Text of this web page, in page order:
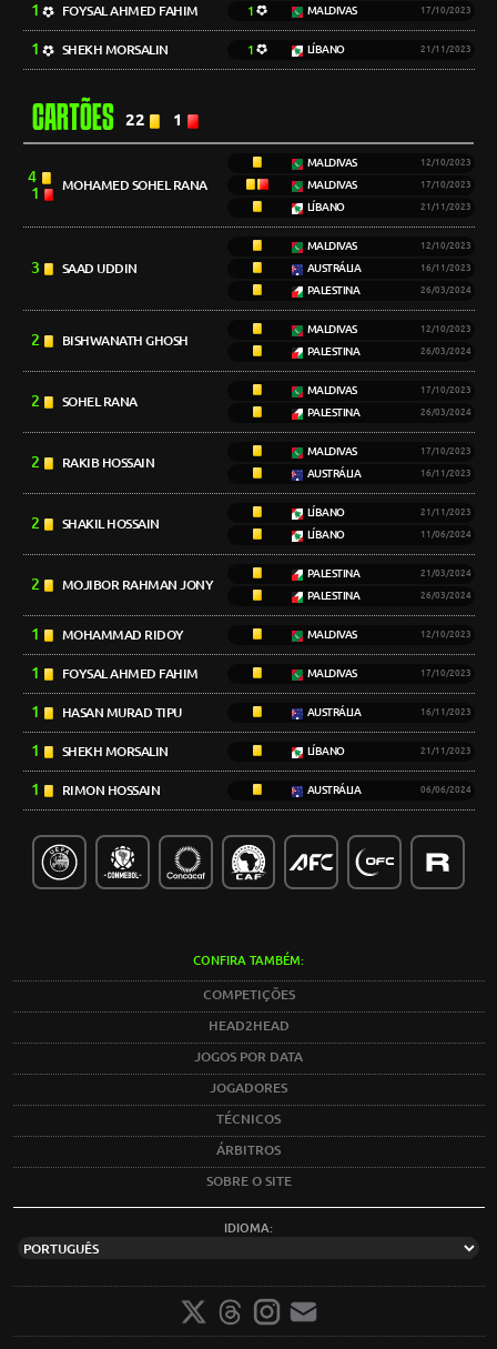
1 FOYSAL AHMED FAHIM 1 MALDIVAS 17/10/2023
1 SHEKH MORSALIN 1 LÍBANO 21/11/2023
CARTÕES 22 1
4
1
MOHAMED SOHEL RANA
MALDIVAS 12/10/2023
MALDIVAS 17/10/2023
LÍBANO 21/11/2023
3 SAAD UDDIN
MALDIVAS 12/10/2023
AUSTRÁLIA 16/11/2023
PALESTINA 26/03/2024
2 BISHWANATH GHOSH
MALDIVAS 12/10/2023
PALESTINA 26/03/2024
2 SOHEL RANA
MALDIVAS 17/10/2023
PALESTINA 26/03/2024
2 RAKIB HOSSAIN
MALDIVAS 17/10/2023
AUSTRÁLIA 16/11/2023
2 SHAKIL HOSSAIN
LÍBANO 21/11/2023
LÍBANO 11/06/2024
2 MOJIBOR RAHMAN JONY
PALESTINA 21/03/2024
PALESTINA 26/03/2024
1 MOHAMMAD RIDOY MALDIVAS 12/10/2023
1 FOYSAL AHMED FAHIM MALDIVAS 17/10/2023
1 HASAN MURAD TIPU AUSTRÁLIA 16/11/2023
1 SHEKH MORSALIN LÍBANO 21/11/2023
1 RIMON HOSSAIN AUSTRÁLIA 06/06/2024
CONFIRA TAMBÉM:
COMPETIÇÕES
HEAD2HEAD
JOGOS POR DATA
JOGADORES
TÉCNICOS
ÁRBITROS
SOBRE O SITE
IDIOMA: